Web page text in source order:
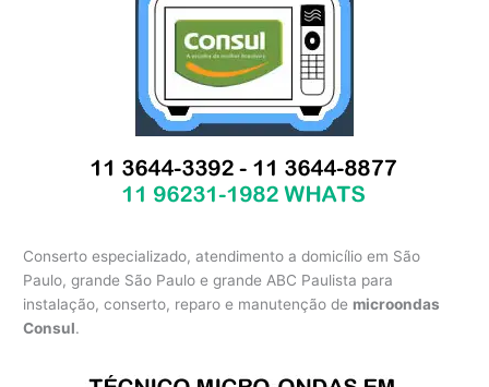
Conserto especializado, atendimento a domicílio em São
Paulo, grande São Paulo e grande ABC Paulista para
instalação, conserto, reparo e manutenção de microondas
Consul.